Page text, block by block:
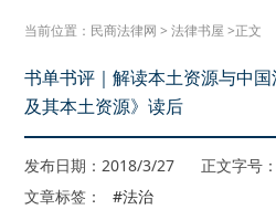
当前位置： 民商法律网 >法律书屋 >正文
书单书评｜解读本土资源与中
及其本土资源》读后
发布日期：2018/3/27 正文字号：
文章标签： #法治